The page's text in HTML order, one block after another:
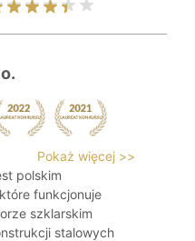
Pokaż więcej >>
polskim
funkcjonuje
szklarskim
stalowych